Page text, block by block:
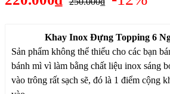
Khay Inox Đựng Topping 6
Sản phẩm không thể thiếu cho các bạn
bánh mì vì làm bằng chất liệu inox sáng
vào trông rất sạch sẽ, đó là 1 điểm cộng